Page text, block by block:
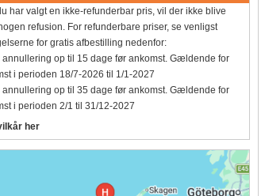
har valgt en ikke-refunderbar pris, vil der ikke blive
refusion. For refunderbare priser, se venligst
for gratis afbestilling nedenfor:
annullering op til 15 dage før ankomst. Gældende for
i perioden 18/7-2026 til 1/1-2027
annullering op til 35 dage før ankomst. Gældende for
i perioden 2/1 til 31/12-2027
her